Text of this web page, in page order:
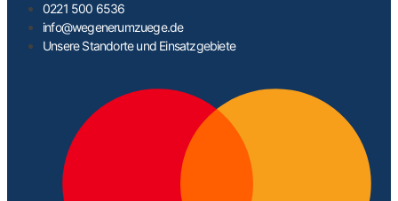
0221 500 6536
info@wegenerumzuege.de
Unsere Standorte und Einsatzgebiete